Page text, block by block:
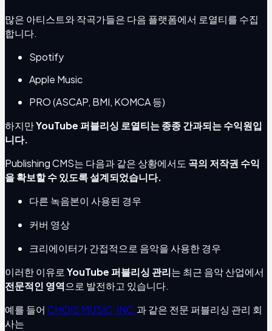
많은 아티스트와 작곡가들은 다음 플랫폼에서 로열티를 수집
합니다.
Spotify
Apple Music
PRO (ASCAP, BMI, KOMCA 등)
하지만YouTube 퍼블리싱 로열티는 종종 간과되는 수익원입
니다.
Publishing CMS는 다음과 같은 상황에서도 곡의 저작권 수익
을 확보할 수 있도록 설계되었습니다.
다른 녹음본이 사용된 경우
커버 영상
크리에이터가 간접적으로 음악을 사용한 경우
이러한 이유로 YouTube 퍼블리싱 관리는 최근 음악 산업에서
전문적인 영역으로 발전하고 있습니다.
예를 들어 CHOIS MUSIC, INC.과 같은 전문 퍼블리싱 관리 회
사는